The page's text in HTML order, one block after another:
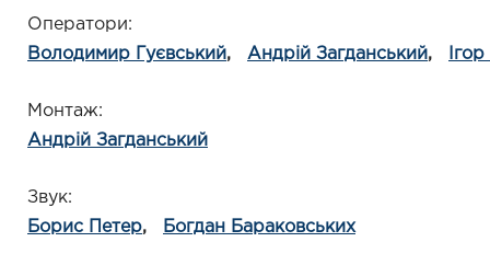
Оператори
Володимир Гуєвський
Андрій Загданський
Монтаж
Андрій Загданський
Звук
Борис Петер
Богдан Бараковських